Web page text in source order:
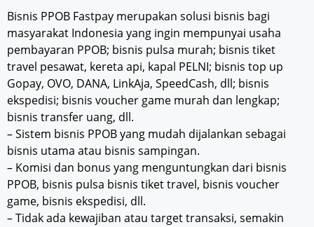
Bisnis PPOB Fastpay merupakan solusi bisnis bagi
masyarakat Indonesia yang ingin mempunyai usaha
pembayaran PPOB; bisnis pulsa murah; bisnis tiket
travel pesawat, kereta api, kapal PELNI; bisnis top up
Gopay, OVO, DANA, LinkAja, SpeedCash, dll; bisnis
ekspedisi; bisnis voucher game murah dan lengkap;
bisnis transfer uang, dll.
– Sistem bisnis PPOB yang mudah dijalankan sebagai
bisnis utama atau bisnis sampingan.
– Komisi dan bonus yang menguntungkan dari bisnis
PPOB, bisnis pulsa bisnis tiket travel, bisnis voucher
game, bisnis ekspedisi, dll.
– Tidak ada kewajiban atau target transaksi, semakin